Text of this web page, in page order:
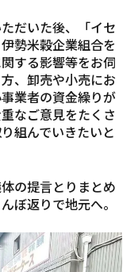
だいた後、「イセ
勢米穀企業組合を
する影響等をお伺
、卸売や小売にお
業者の資金繰りが
なご意見をたくさ
組んでいきたいと
の提言とりまとめ
ぼ返りで地元へ。